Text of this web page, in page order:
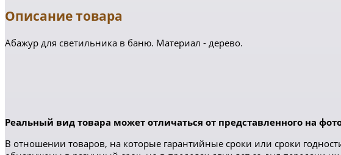
Описание товара
Абажур для светильника в баню. Материал - дерево.
Реальный вид товара может отличаться от представленного на
В отношении товаров, на которые гарантийные сроки или сроки